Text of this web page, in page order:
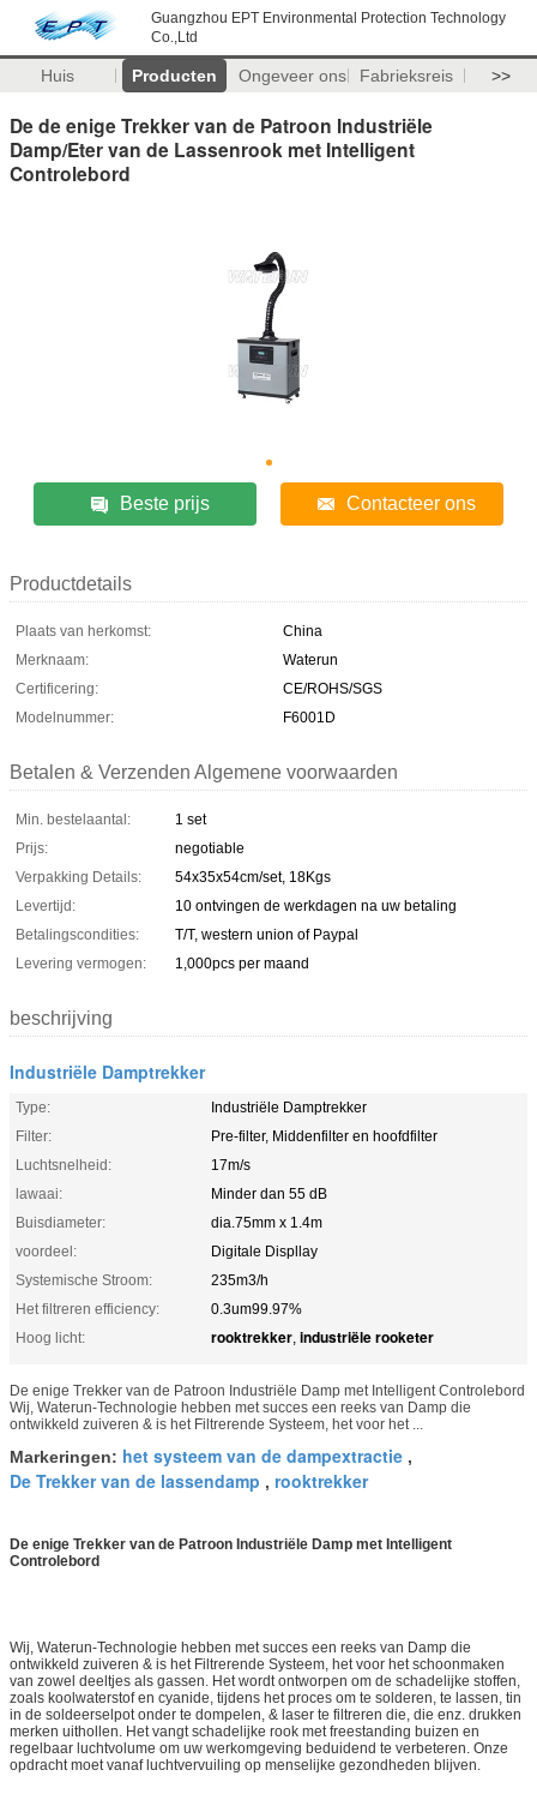
Guangzhou EPT Environmental Protection Technology
Co.,Ltd
Huis Producten Ongeveer ons Fabrieksreis >>
De de enige Trekker van de Patroon Industriële
Damp/Eter van de Lassenrook met Intelligent
Controlebord
Beste prijs Contacteer ons
Productdetails
Plaats van herkomst:
China
Merknaam:
Waterun
Certificering:
CE/ROHS/SGS
Modelnummer:
F6001D
Betalen & Verzenden Algemene voorwaarden
Min. bestelaantal:
1 set
Prijs:
negotiable
Verpakking Details:
54x35x54cm/set, 18Kgs
Levertijd:
10 ontvingen de werkdagen na uw betaling
Betalingscondities:
T/T, western union of Paypal
Levering vermogen:
1,000pcs per maand
beschrijving
Industriële Damptrekker
Type:
Industriële Damptrekker
Filter:
Pre-filter, Middenfilter en hoofdfilter
Luchtsnelheid:
17m/s
lawaai:
Minder dan 55 dB
Buisdiameter:
dia.75mm x 1.4m
voordeel:
Digitale Displlay
Systemische Stroom:
235m3/h
Het filtreren efficiency:
0.3um99.97%
Hoog licht:
rooktrekker, industriële rooketer
De enige Trekker van de Patroon Industriële Damp met Intelligent Controlebord
Wij, Waterun-Technologie hebben met succes een reeks van Damp die
ontwikkeld zuiveren & is het Filtrerende Systeem, het voor het ...
Markeringen: het systeem van de dampextractie ,
De Trekker van de lassendamp , rooktrekker
De enige Trekker van de Patroon Industriële Damp met Intelligent
Controlebord
Wij, Waterun-Technologie hebben met succes een reeks van Damp die
ontwikkeld zuiveren & is het Filtrerende Systeem, het voor het schoonmaken
van zowel deeltjes als gassen. Het wordt ontworpen om de schadelijke stoffen,
zoals koolwaterstof en cyanide, tijdens het proces om te solderen, te lassen, tin
in de soldeerselpot onder te dompelen, & laser te filtreren die, die enz. drukken
merken uithollen. Het vangt schadelijke rook met freestanding buizen en
regelbaar luchtvolume om uw werkomgeving beduidend te verbeteren. Onze
opdracht moet vanaf luchtvervuiling op menselijke gezondheden blijven.